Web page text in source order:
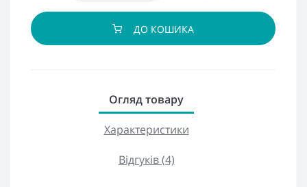
ДО КОШИКА
Огляд товару
Характеристики
Відгуків (4)